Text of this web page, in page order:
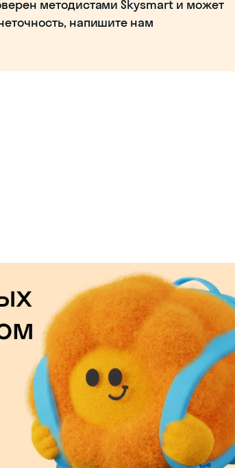
методистами Skysmart и может
напишите нам